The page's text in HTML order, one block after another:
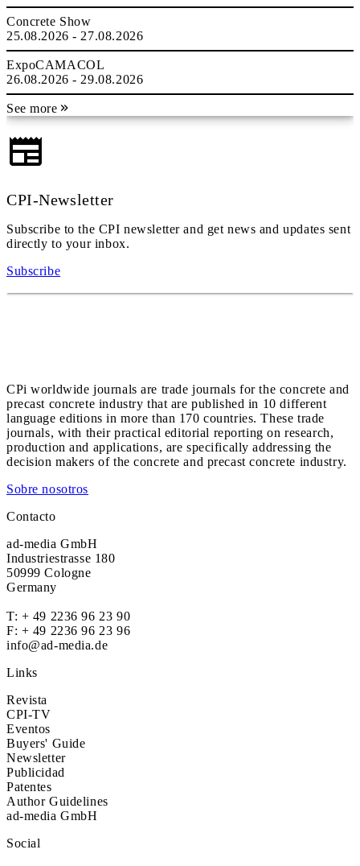
Concrete Show
25.08.2026 - 27.08.2026
ExpoCAMACOL
26.08.2026 - 29.08.2026
See more
CPI-Newsletter
Subscribe to the CPI newsletter and get news and updates sent
directly to your inbox.
Subscribe
CPi worldwide journals are trade journals for the concrete and
precast concrete industry that are published in 10 different
language editions in more than 170 countries. These trade
journals, with their practical editorial reporting on research,
production and applications, are specifically addressing the
decision makers of the concrete and precast concrete industry.
Sobre nosotros
Contacto
ad-media GmbH
Industriestrasse 180
50999 Cologne
Germany
T: + 49 2236 96 23 90
F: + 49 2236 96 23 96
info@ad-media.de
Links
Revista
CPI-TV
Eventos
Buyers' Guide
Newsletter
Publicidad
Patentes
Author Guidelines
ad-media GmbH
Social